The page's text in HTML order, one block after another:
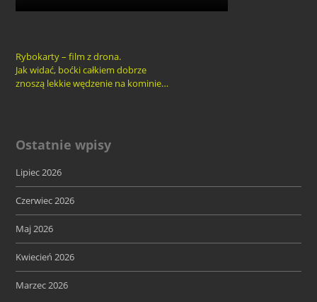
Rybokarty – film z drona.
Jak widać, boćki całkiem dobrze
znoszą lekkie wędzenie na kominie…
Ostatnie wpisy
Lipiec 2026
Czerwiec 2026
Maj 2026
Kwiecień 2026
Marzec 2026